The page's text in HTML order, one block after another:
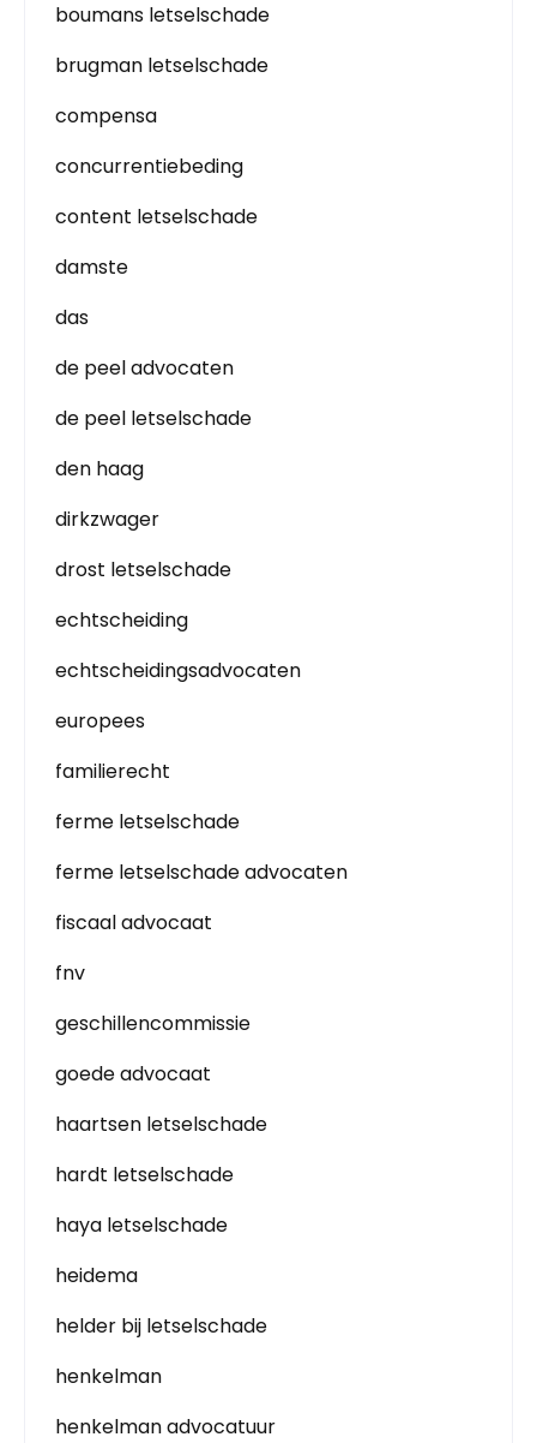
boumans letselschade
brugman letselschade
compensa
concurrentiebeding
content letselschade
damste
das
de peel advocaten
de peel letselschade
den haag
dirkzwager
drost letselschade
echtscheiding
echtscheidingsadvocaten
europees
familierecht
ferme letselschade
ferme letselschade advocaten
fiscaal advocaat
fnv
geschillencommissie
goede advocaat
haartsen letselschade
hardt letselschade
haya letselschade
heidema
helder bij letselschade
henkelman
henkelman advocatuur